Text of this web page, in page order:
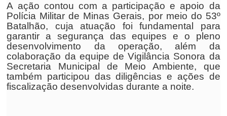
A ação contou com a participação e apoio da
Polícia Militar de Minas Gerais, por meio do 53º
Batalhão, cuja atuação foi fundamental para
garantir a segurança das equipes e o pleno
desenvolvimento da operação, além da
colaboração da equipe de Vigilância Sonora da
Secretaria Municipal de Meio Ambiente, que
também participou das diligências e ações de
fiscalização desenvolvidas durante a noite.